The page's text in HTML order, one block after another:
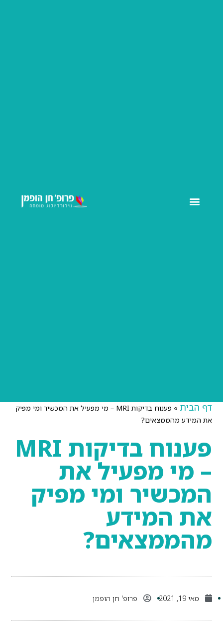
דף הבית »
פענוח בדיקות MRI – מי מפעיל את המכשיר ומי מפיק
את המידע מהממצאים?
פענוח בדיקות MRI
– מי מפעיל את
המכשיר ומי מפיק
את המידע
מהממצאים?
מאי 19, 2021 פרופ' חן הופמן